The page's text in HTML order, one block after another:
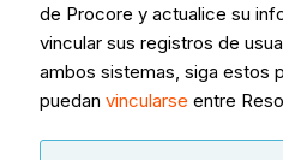
de Procore y actualice su
vincular sus registros de
ambos sistemas, siga estos
puedan vincularse entre